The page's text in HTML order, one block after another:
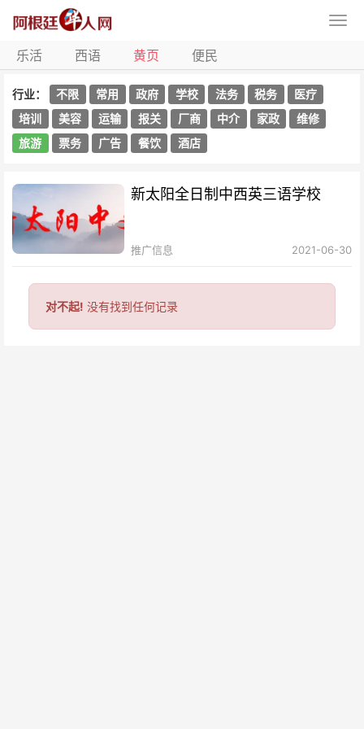
乐活 西语 黄页 便民
行业： 不限 常用 政府 学校 法务 税务
医疗
培训
美容 运输 报关 厂商 中介 家政
维修
旅游
票务 广告 餐饮 酒店
新太阳全日制中西英三语学校
推广信息 2021-06-30
对不起! 没有找到任何记录